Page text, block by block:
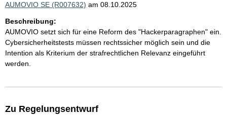
AUMOVIO SE (R007632) am 08.10.2025
Beschreibung:
AUMOVIO setzt sich für eine Reform des "Hackerparagraphen" ein.
Cybersicherheitstests müssen rechtssicher möglich sein und die
Intention als Kriterium der strafrechtlichen Relevanz eingeführt
werden.
Zu Regelungsentwurf